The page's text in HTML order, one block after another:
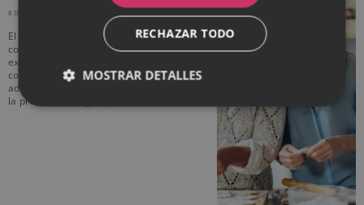
8 DICIEMBRE, 2025
El vínculo madre-hija es uno de los más
complejos y transformadores que
existen. Cambia, se adapta y evoluciona
con los años. Durante la infancia y
adolescencia, suele estar marcado por
la protección, la guía y las normas. En
RECHAZAR TODO
MOSTRAR DETALLES